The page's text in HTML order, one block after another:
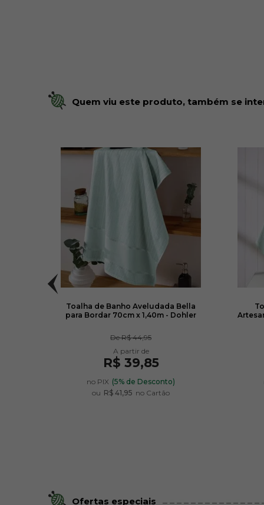
Quem viu este produto, também se
Toalha de Banho Aveludada Bella
para Bordar 70cm x 1,40m - Dohler
DeR$ 44,95
R$ 39,85
no PIX (5% de Desconto)
ou R$ 41,95 no Cartão
Ofertas especiais